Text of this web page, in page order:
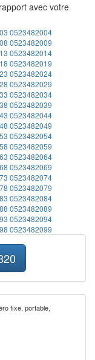
avec votre
0523482004
0523482009
0523482014
0523482019
0523482024
0523482029
0523482034
0523482039
0523482044
0523482049
0523482054
0523482059
0523482064
0523482069
0523482074
0523482079
0523482084
0523482089
0523482094
0523482099
fixe, portable,